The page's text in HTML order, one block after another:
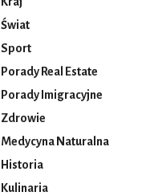
Świat
Sport
Porady Real Estate
Porady Imigracyjne
Zdrowie
Medycyna Naturalna
Historia
Kulinaria